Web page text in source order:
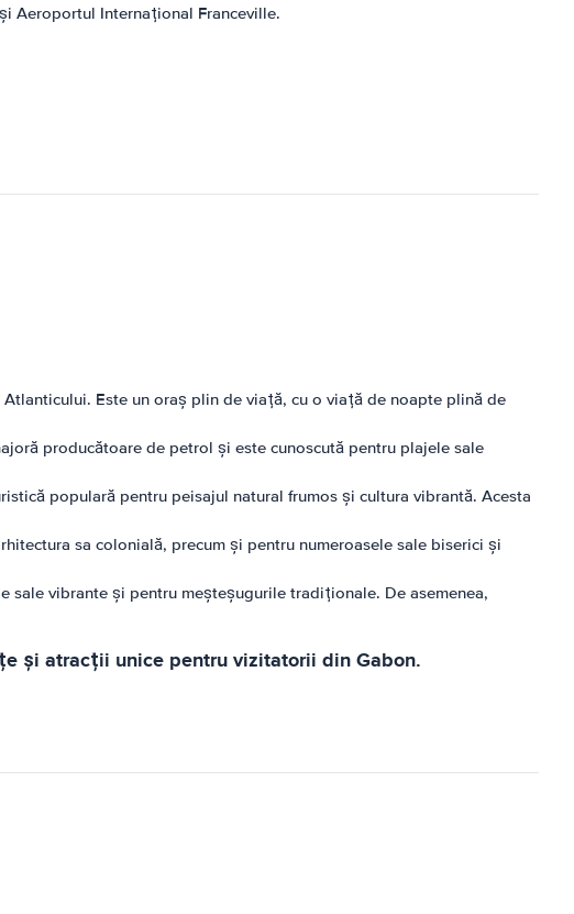
Aeroportul Internațional Franceville.
Este un oraș plin de viață, cu o viață de noapte plină de
producătoare de petrol și este cunoscută pentru plajele sale
populară pentru peisajul natural frumos și cultura vibrantă. Acesta
sa colonială, precum și pentru numeroasele sale biserici și
sale vibrante și pentru meșteșugurile tradiționale. De asemenea,
și atracții unice pentru vizitatorii din Gabon.